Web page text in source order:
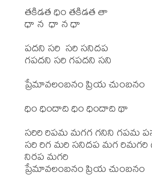
తకిడత ధిం తకిడత తా
ధా న  ధా న ధా
పదని సరి  సరి సనిదప
గపదని సరి గపదని సని
ప్రేమావలంబనం ప్రియ చుంబనం
ధిం ధిందాది ధిం ధిందాది థా
సరిరి రిపమ మగగ గనిని గపమ
సరి రిగ మరి సనిదప మగ రిమగరి
నిరప మగరి
ప్రేమావలంబనం ప్రియ చుంబనం